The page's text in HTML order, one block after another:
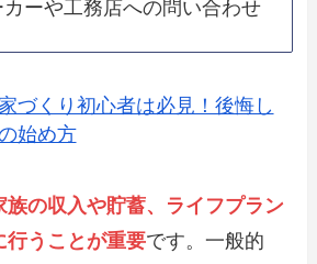
ーや工務店への問い合わせ
づくり初心者は必見！後悔し
始め方
族の収入や貯蓄、ライフプラン
行うことが重要です。一般的